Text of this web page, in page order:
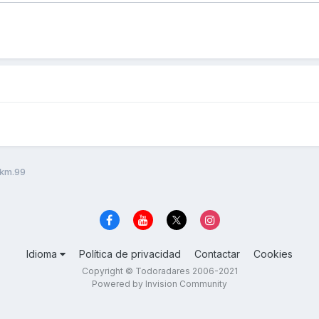
Idioma Política de privacidad Contactar Cookies
Copyright © Todoradares 2006-2021
Powered by Invision Community